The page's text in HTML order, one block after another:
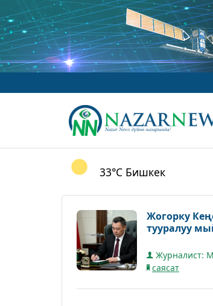
33°C Бишкек
Жогорку
тууралуу
Журналист:
саясат